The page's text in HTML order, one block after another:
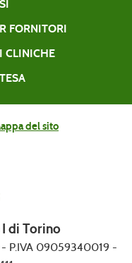
FORNITORI
CLINICHE
del sito
di Torino
- P.IVA 09059340019 -